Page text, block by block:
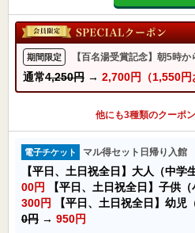
期間限定 【百名湯受賞記念】朝5時
通常4,250円 → 2,700円（1,550円
他にも3種類のクーポ
電子チケット マル得セット日帰り入館
【平日、土日祝全日】大人（中学
00円
【平日、土日祝全日】子供
300円
【平日、土日祝全日】幼児
0円 → 950円